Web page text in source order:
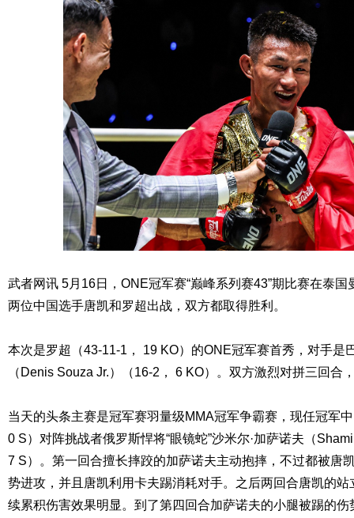
武者网讯 5月16日，ONE冠军赛“巅峰系列赛43”期比赛在泰
两位中国选手唐凯和罗超出战，双方都取得胜利。
本次是罗超（43-11-1， 19 KO）的ONE冠军赛首秀，对手是
（Denis Souza Jr.）（16-2， 6 KO）。双方激烈对拼三回合
当天的头条主赛是冠军赛羽量级MMA冠军争霸赛，现任冠军
0 S）对阵挑战者俄罗斯悍将“眼镜蛇”沙米尔·加萨诺夫（
7 S）。第一回合擅长摔跤的加萨诺夫主动抱摔，不过都被唐
势进攻，并且唐凯利用卡夫踢消耗对手。之后两回合唐凯的
续累积伤害效果明显。到了第四回合加萨诺夫的小腿被踢的